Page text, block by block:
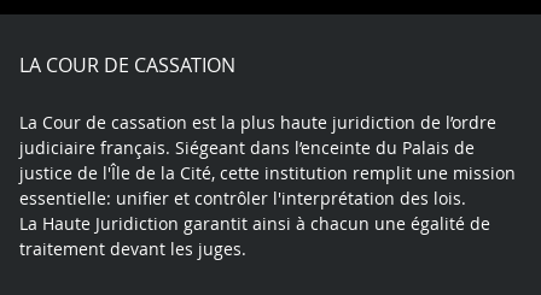
X
FacebookYoutubeLinkedInInstagram
LA COUR DE CASSATION
La Cour de cassation est la plus haute juridiction de l’ordre
judiciaire français. Siégeant dans l’enceinte du Palais de
justice de l'Île de la Cité, cette institution remplit une mission
essentielle: unifier et contrôler l'interprétation des lois.
La Haute Juridiction garantit ainsi à chacun une égalité de
traitement devant les juges.